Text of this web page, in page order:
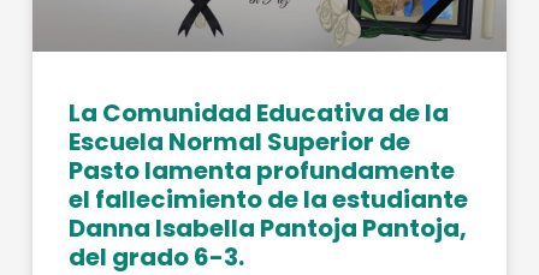
La Comunidad Educativa de la
Escuela Normal Superior de
Pasto lamenta profundamente
el fallecimiento de la estudiante
Danna Isabella Pantoja Pantoja,
del grado 6-3.